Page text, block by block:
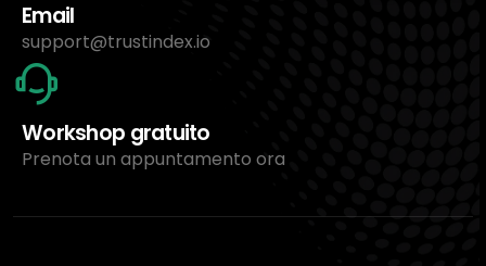
Email
support@trustindex.io
Workshop gratuito
Prenota un appuntamento ora